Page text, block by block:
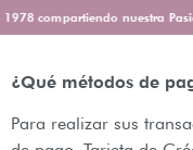
1978 compartiendo nuestra
¿Qué métodos de
Para realizar sus